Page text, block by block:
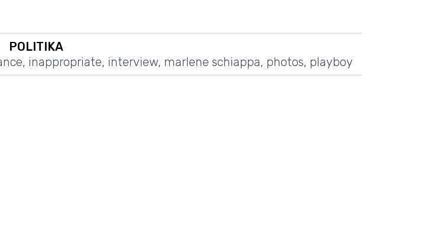
POLITIKA
, inappropriate, interview, marlene schiappa, photos, playboy